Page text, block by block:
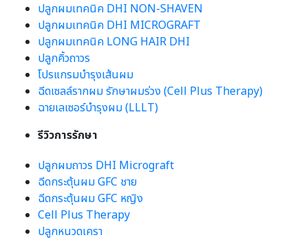
ปลูกผมเทคนิค DHI NON-SHAVEN
ปลูกผมเทคนิค DHI MICROGRAFT
ปลูกผมเทคนิค LONG HAIR DHI
ปลูกคิ้วถาวร
โปรแกรมบำรุงเส้นผม
ฉีดเซลล์รากผม รักษาผมร่วง (Cell Plus Therapy)
ฉายเลเซอร์บำรุงผม (LLLT)
รีวิวการรักษา
ปลูกผมถาวร DHI Micrograft
ฉีดกระตุ้นผม GFC ชาย
ฉีดกระตุ้นผม GFC หญิง
Cell Plus Therapy
ปลูกหนวดเครา